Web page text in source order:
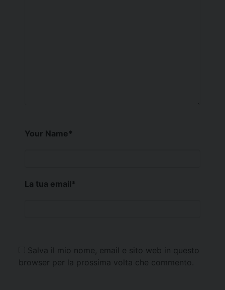
Your Name*
La tua email*
Salva il mio nome, email e sito web in questo
browser per la prossima volta che commento.